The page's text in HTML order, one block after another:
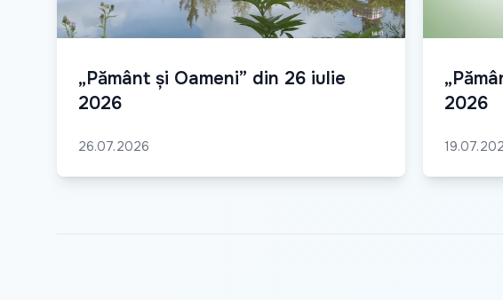
„Pământ și Oameni” din 26 iulie
2026
26.07.2026
2026